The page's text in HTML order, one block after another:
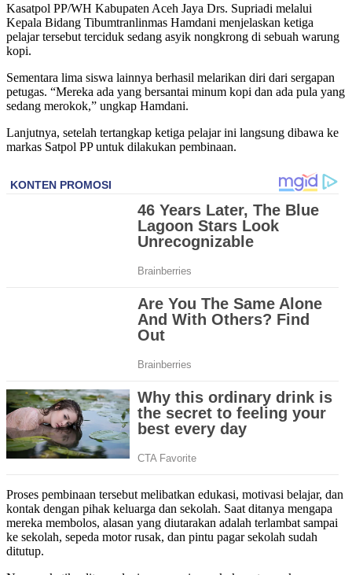
Kasatpol PP/WH Kabupaten Aceh Jaya Drs. Supriadi melalui
Kepala Bidang Tibumtranlinmas Hamdani menjelaskan ketiga
pelajar tersebut terciduk sedang asyik nongkrong di sebuah warung
kopi.
Sementara lima siswa lainnya berhasil melarikan diri dari sergapan
petugas. “Mereka ada yang bersantai minum kopi dan ada pula yang
sedang merokok,” ungkap Hamdani.
Lanjutnya, setelah tertangkap ketiga pelajar ini langsung dibawa ke
markas Satpol PP untuk dilakukan pembinaan.
Proses pembinaan tersebut melibatkan edukasi, motivasi belajar, dan
kontak dengan pihak keluarga dan sekolah. Saat ditanya mengapa
mereka membolos, alasan yang diutarakan adalah terlambat sampai
ke sekolah, sepeda motor rusak, dan pintu pagar sekolah sudah
ditutup.